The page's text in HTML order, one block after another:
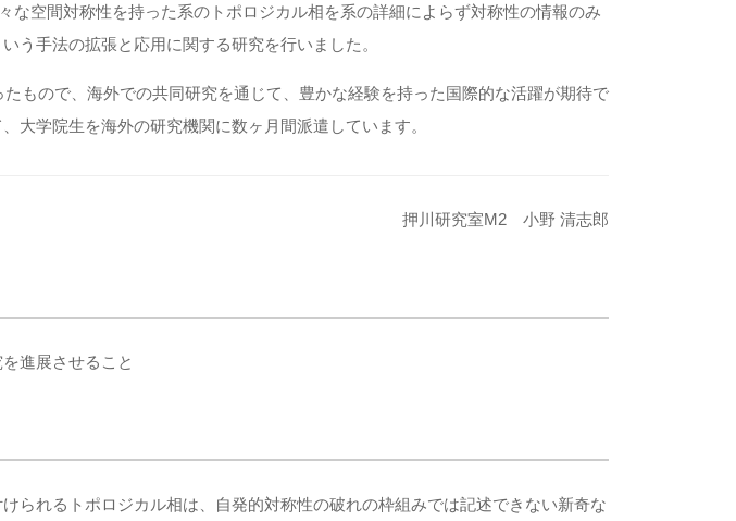
な空間対称性を持った系のトポロジカル相を系の詳細によらず対称性の情報のみ
う手法の拡張と応用に関する研究を行いました。
もので、海外での共同研究を通じて、豊かな経験を持った国際的な活躍が期待で
大学院生を海外の研究機関に数ヶ月間派遣しています。
押川研究室M2 小野 清志郎
進展させること
られるトポロジカル相は、自発的対称性の破れの枠組みでは記述できない新奇な